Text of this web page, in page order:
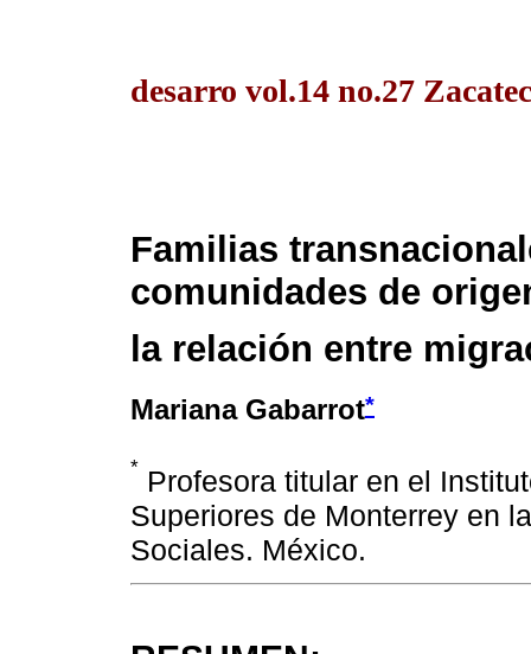
desarro vol.14 no.27
Familias
comunidades de
la relación entre
Mariana Gabarrot*
* Profesora titular en el
Superiores de Monterrey en
Sociales. México.